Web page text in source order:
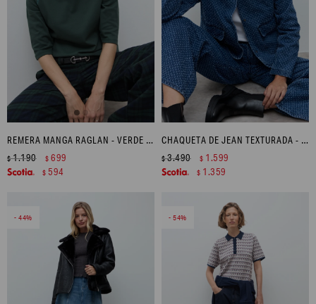
REMERA MANGA RAGLAN - VERDE INGLES
$1.190 $ 699
$ 594
CHAQUETA DE JEAN TEXTURADA - JEAN MEDIO
$3.490 $ 1.599
$ 1.359
44 54